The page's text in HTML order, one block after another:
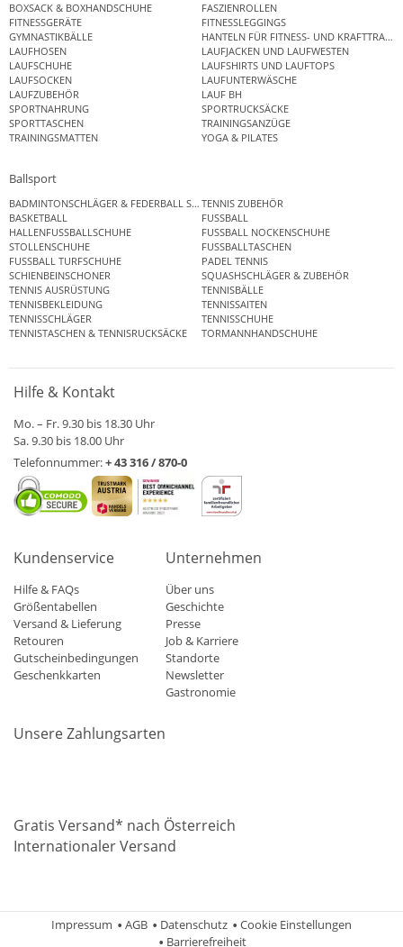
BOXSACK & BOXHANDSCHUHE
FASZIENROLLEN
FITNESSGERÄTE
FITNESSLEGGINGS
GYMNASTIKBÄLLE
HANTELN FÜR FITNESS- UND
LAUFHOSEN
LAUFJACKEN UND LAUFWESTEN
LAUFSCHUHE
LAUFSHIRTS UND LAUFTOPS
LAUFSOCKEN
LAUFUNTERWÄSCHE
LAUFZUBEHÖR
LAUF BH
SPORTNAHRUNG
SPORTRUCKSÄCKE
SPORTTASCHEN
TRAININGSANZÜGE
TRAININGSMATTEN
YOGA & PILATES
Ballsport
BADMINTONSCHLÄGER & FEDERBALL SETSTENNIS ZUBEHÖR
BASKETBALL
FUSSBALL
HALLENFUSSBALLSCHUHE
FUSSBALL NOCKENSCHUHE
STOLLENSCHUHE
FUSSBALLTASCHEN
FUSSBALL TURFSCHUHE
PADEL TENNIS
SCHIENBEINSCHONER
SQUASHSCHLÄGER & ZUBEHÖR
TENNIS AUSRÜSTUNG
TENNISBÄLLE
TENNISBEKLEIDUNG
TENNISSAITEN
TENNISSCHLÄGER
TENNISSCHUHE
TENNISTASCHEN & TENNISRUCKSÄCKE
TORMANNHANDSCHUHE
Hilfe & Kontakt
Mo. – Fr. 9.30 bis 18.30 Uhr
Sa. 9.30 bis 18.00 Uhr
Telefonnummer:+ 43 316 / 870-0
Kundenservice
Hilfe & FAQs
Größentabellen
Versand & Lieferung
Retouren
Gutscheinbedingungen
Geschenkkarten
Unternehmen
Über uns
Geschichte
Presse
Job & Karriere
Standorte
Newsletter
Gastronomie
Unsere Zahlungsarten
Gratis Versand* nach Österreich
Internationaler Versand
Impressum AGB Datenschutz
Cookie Einstellungen
Barrierefreiheit